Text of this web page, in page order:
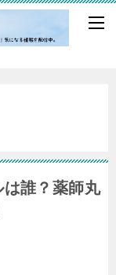
誰？薬師丸